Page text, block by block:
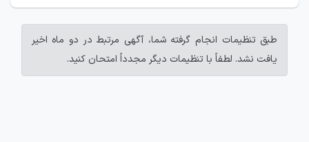
طبق تنظیمات انجام گرفته شما، آگهی مرتبط در دو ماه اخیر
یافت نشد. لطفاً با تنظیمات دیگر مجدداً امتحان کنید.